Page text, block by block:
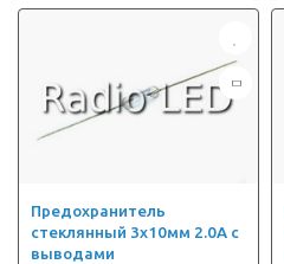
Предохранитель
стеклянный 3х10мм 2.0А с
выводами